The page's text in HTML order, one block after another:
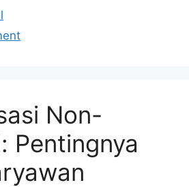
Non-
Pentingnya